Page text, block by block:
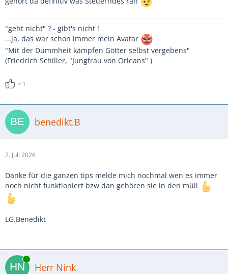
"geht nicht" ? - gibt's nicht !
...ja, das war schon immer mein Avatar
"Mit der Dummheit kämpfen Götter selbst vergebens"
(Friedrich Schiller, "Jungfrau von Orleans" )
1
benedikt.B
2. Juli 2026
Danke für die ganzen tips melde mich nochmal wen es immer
noch nicht funktioniert bzw dan gehören sie in den müll
LG.Benedikt
Online
Herr Nink